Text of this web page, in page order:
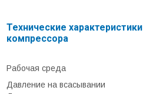
Технические характеристики
компрессора
Рабочая среда
Давление на всасывании